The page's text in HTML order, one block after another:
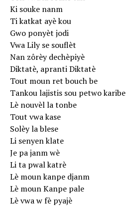
Ki souke nanm
Ti katkat ayè kou
Gwo ponyèt jodi
Vwa Lily se souflèt
Nan zôrèy dechèpiyè
Diktatè, apranti Diktatè
Tout moun ret bouch be
Tankou lajistis sou petwo karibe
Lè nouvèl la tonbe
Tout vwa kase
Solèy la blese
Li senyen klate
Je pa janm wè
Li ta pwal katrè
Lè moun kanpe djanm
Lè moun Kanpe pale
Lè vwa w fè pyajè